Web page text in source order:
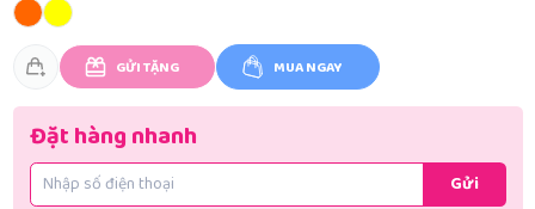
GỬI TẶNG MUA NGAY
Đặt hàng nhanh
Gửi